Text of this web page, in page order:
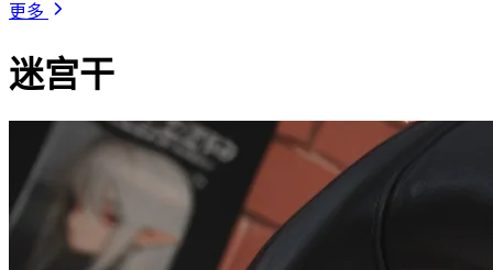
更多
迷宫干